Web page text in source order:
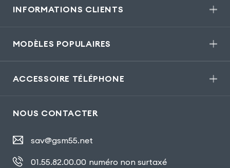
INFORMATIONS CLIENTS
MODÈLES POPULAIRES
ACCESSOIRE TÉLÉPHONE
NOUS CONTACTER
sav@gsm55.net
01.55.82.00.00 numéro non surtaxé